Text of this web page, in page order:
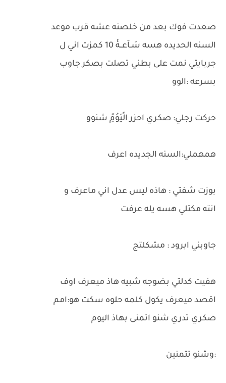
صعدت فوك بعد من خلصنه عشه قرب موعد
السنه الحديده هسه سَـآعــهْْ 10 كمزت اني ل
جربايتي نمت على بطني تصلت بصكر جاوب
بسرعه :الوو
حركت رجلي: صكري احزر الًيَوُمًِ شنوو
همهملي:السنه الجديده اعرف
بوزت شفتي : هاذه ليس عدل اني ماعرف و
انته مكتلي هسه يله عرفت
جاوبني ابرود : مشكلتج
هفيت كدلتي بضوجه شبيه هاذ ميعرف اوف
اقصد ميعرف يكول كلمه حلوه سكت هو:امم
صكري تدري شنو اتمنى بهاذ اليوم
:وشنو تتمنين